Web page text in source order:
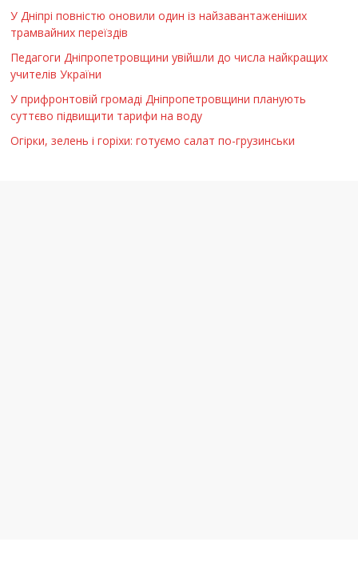
У Дніпрі повністю оновили один із найзавантаженіших
трамвайних переїздів
Педагоги Дніпропетровщини увійшли до числа найкращих
учителів України
У прифронтовій громаді Дніпропетровщини планують
суттєво підвищити тарифи на воду
Огірки, зелень і горіхи: готуємо салат по-грузинськи